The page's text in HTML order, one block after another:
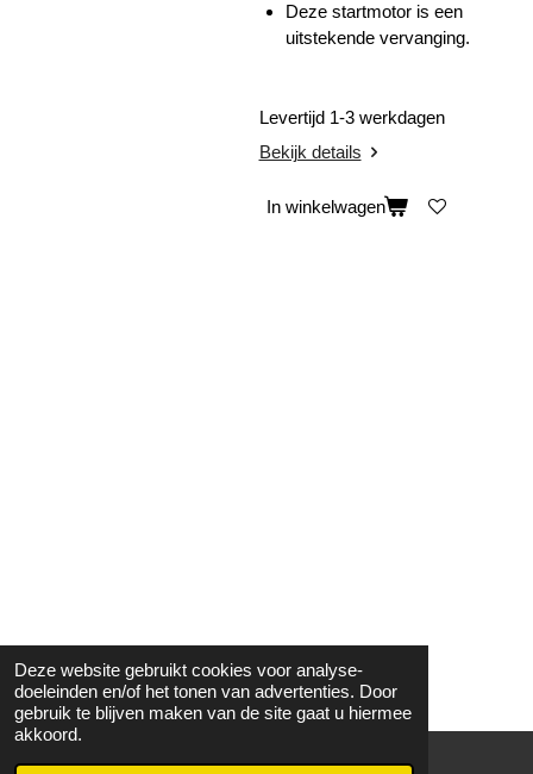
Deze website gebruikt cookies voor analyse-
doeleinden en/of het tonen van advertenties. Door
gebruik te blijven maken van de site gaat u hiermee
akkoord.
Deze startmotor is een
uitstekende vervanging.
Levertijd 1-3 werkdagen
Bekijk details
In winkelwagen